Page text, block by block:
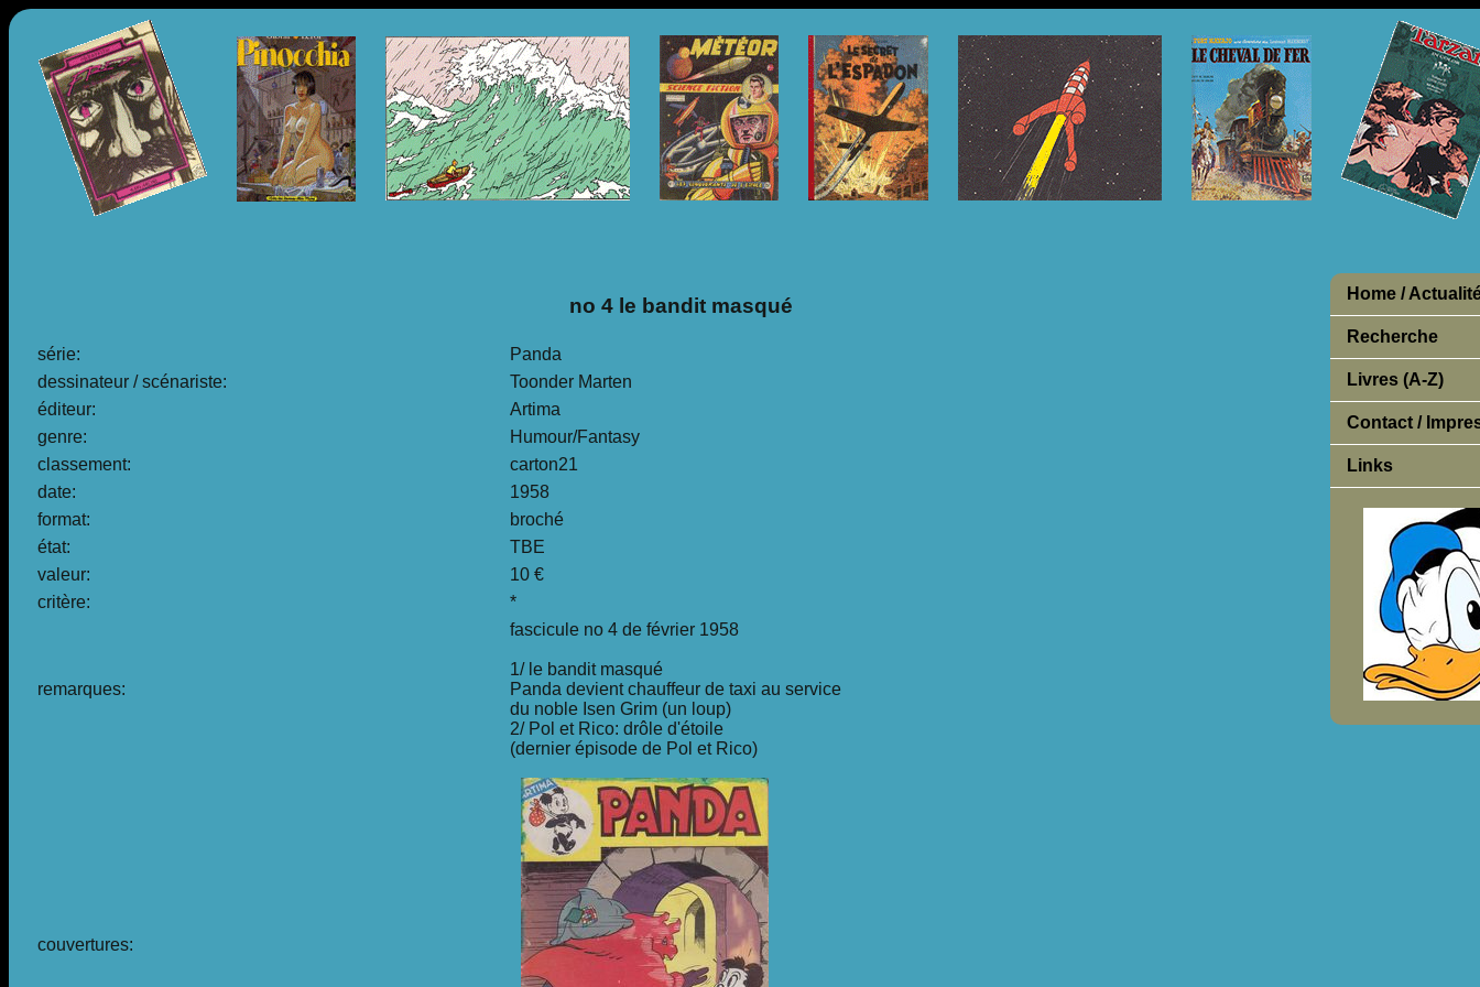
Home /
Recherche
Livres (A-Z)
Contact /
Links
no 4 le bandit masqué
série:
Panda
dessinateur / scénariste:
Toonder Marten
éditeur:
Artima
genre:
Humour/Fantasy
classement:
carton21
date:
1958
format:
broché
état:
TBE
valeur:
10 €
critère:
*
remarques:
fascicule no 4 de février 1958
1/ le bandit masqué
Panda devient chauffeur de taxi au service
du noble Isen Grim (un loup)
2/ Pol et Rico: drôle d'étoile
(dernier épisode de Pol et Rico)
couvertures: